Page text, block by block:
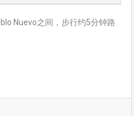
Nuevo之间，步行约5分钟路